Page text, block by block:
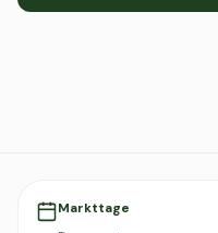
Markttage